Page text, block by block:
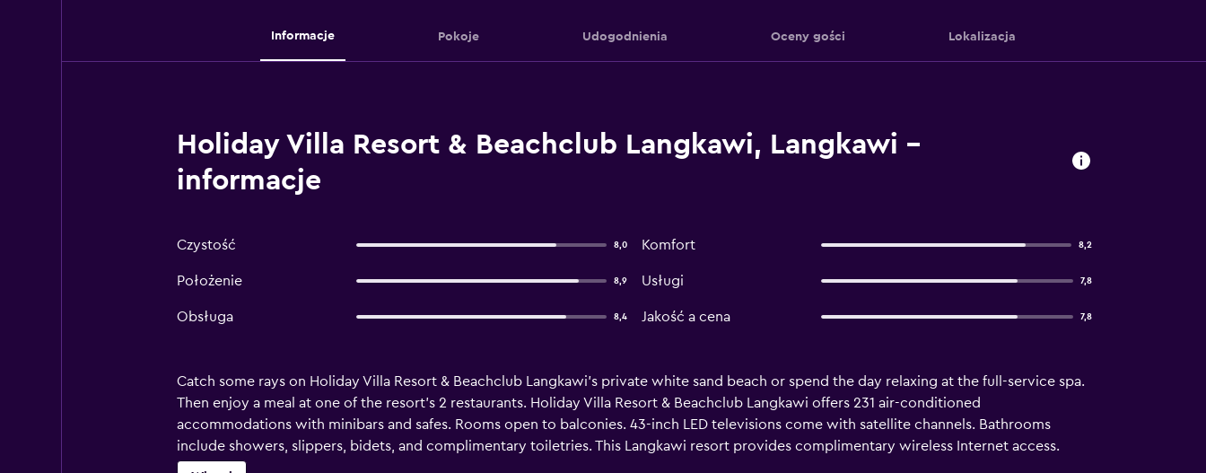
Informacje Pokoje Udogodnienia Oceny gości Lokalizacja
Holiday Villa Resort & Beachclub Langkawi, Langkawi –
informacje
Czystość 8,0 Komfort 8,2
Położenie 8,9 Usługi 7,8
Obsługa 8,4 Jakość a cena 7,8
Catch some rays on Holiday Villa Resort & Beachclub Langkawi's private white sand beach or spend the day relaxing at the full-service spa.
Then enjoy a meal at one of the resort's 2 restaurants. Holiday Villa Resort & Beachclub Langkawi offers 231 air-conditioned
accommodations with minibars and safes. Rooms open to balconies. 43-inch LED televisions come with satellite channels. Bathrooms
include showers, slippers, bidets, and complimentary toiletries. This Langkawi resort provides complimentary wireless Internet access.
Business-friendly amenities include desks and phones. Additionally, rooms include complimentary bottled water and coffee/tea makers.